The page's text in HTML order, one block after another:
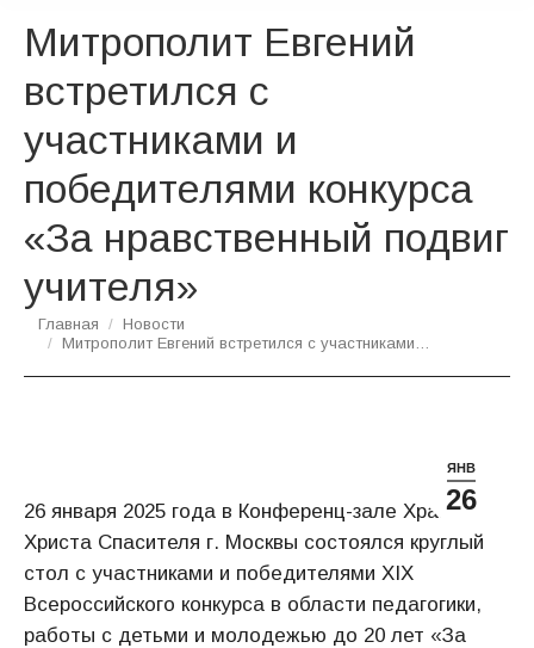
Митрополит Евгений
встретился с
участниками и
победителями конкурса
«За нравственный подвиг
учителя»
Вы здесь:
Главная
Новости
Митрополит Евгений встретился с участниками…
ЯНВ
26
26 января 2025 года в Конференц-зале Храма
Христа Спасителя г. Москвы состоялся круглый
стол с участниками и победителями XIX
Всероссийского конкурса в области педагогики,
работы с детьми и молодежью до 20 лет «За